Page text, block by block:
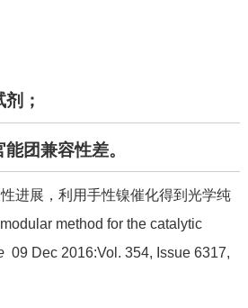
；
团兼容性差。
进展，利用手性镍催化得到光学纯
method for the catalytic
09 Dec 2016:Vol. 354, Issue 6317,